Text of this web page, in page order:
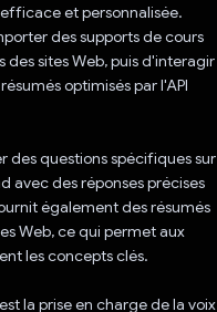
et personnalisée.
des supports de cours
des sites Web, puis d'interagir
optimisés par l'API
des questions spécifiques sur
avec des réponses précises
également des résumés
Web, ce qui permet aux
les concepts clés.
la prise en charge de la voix